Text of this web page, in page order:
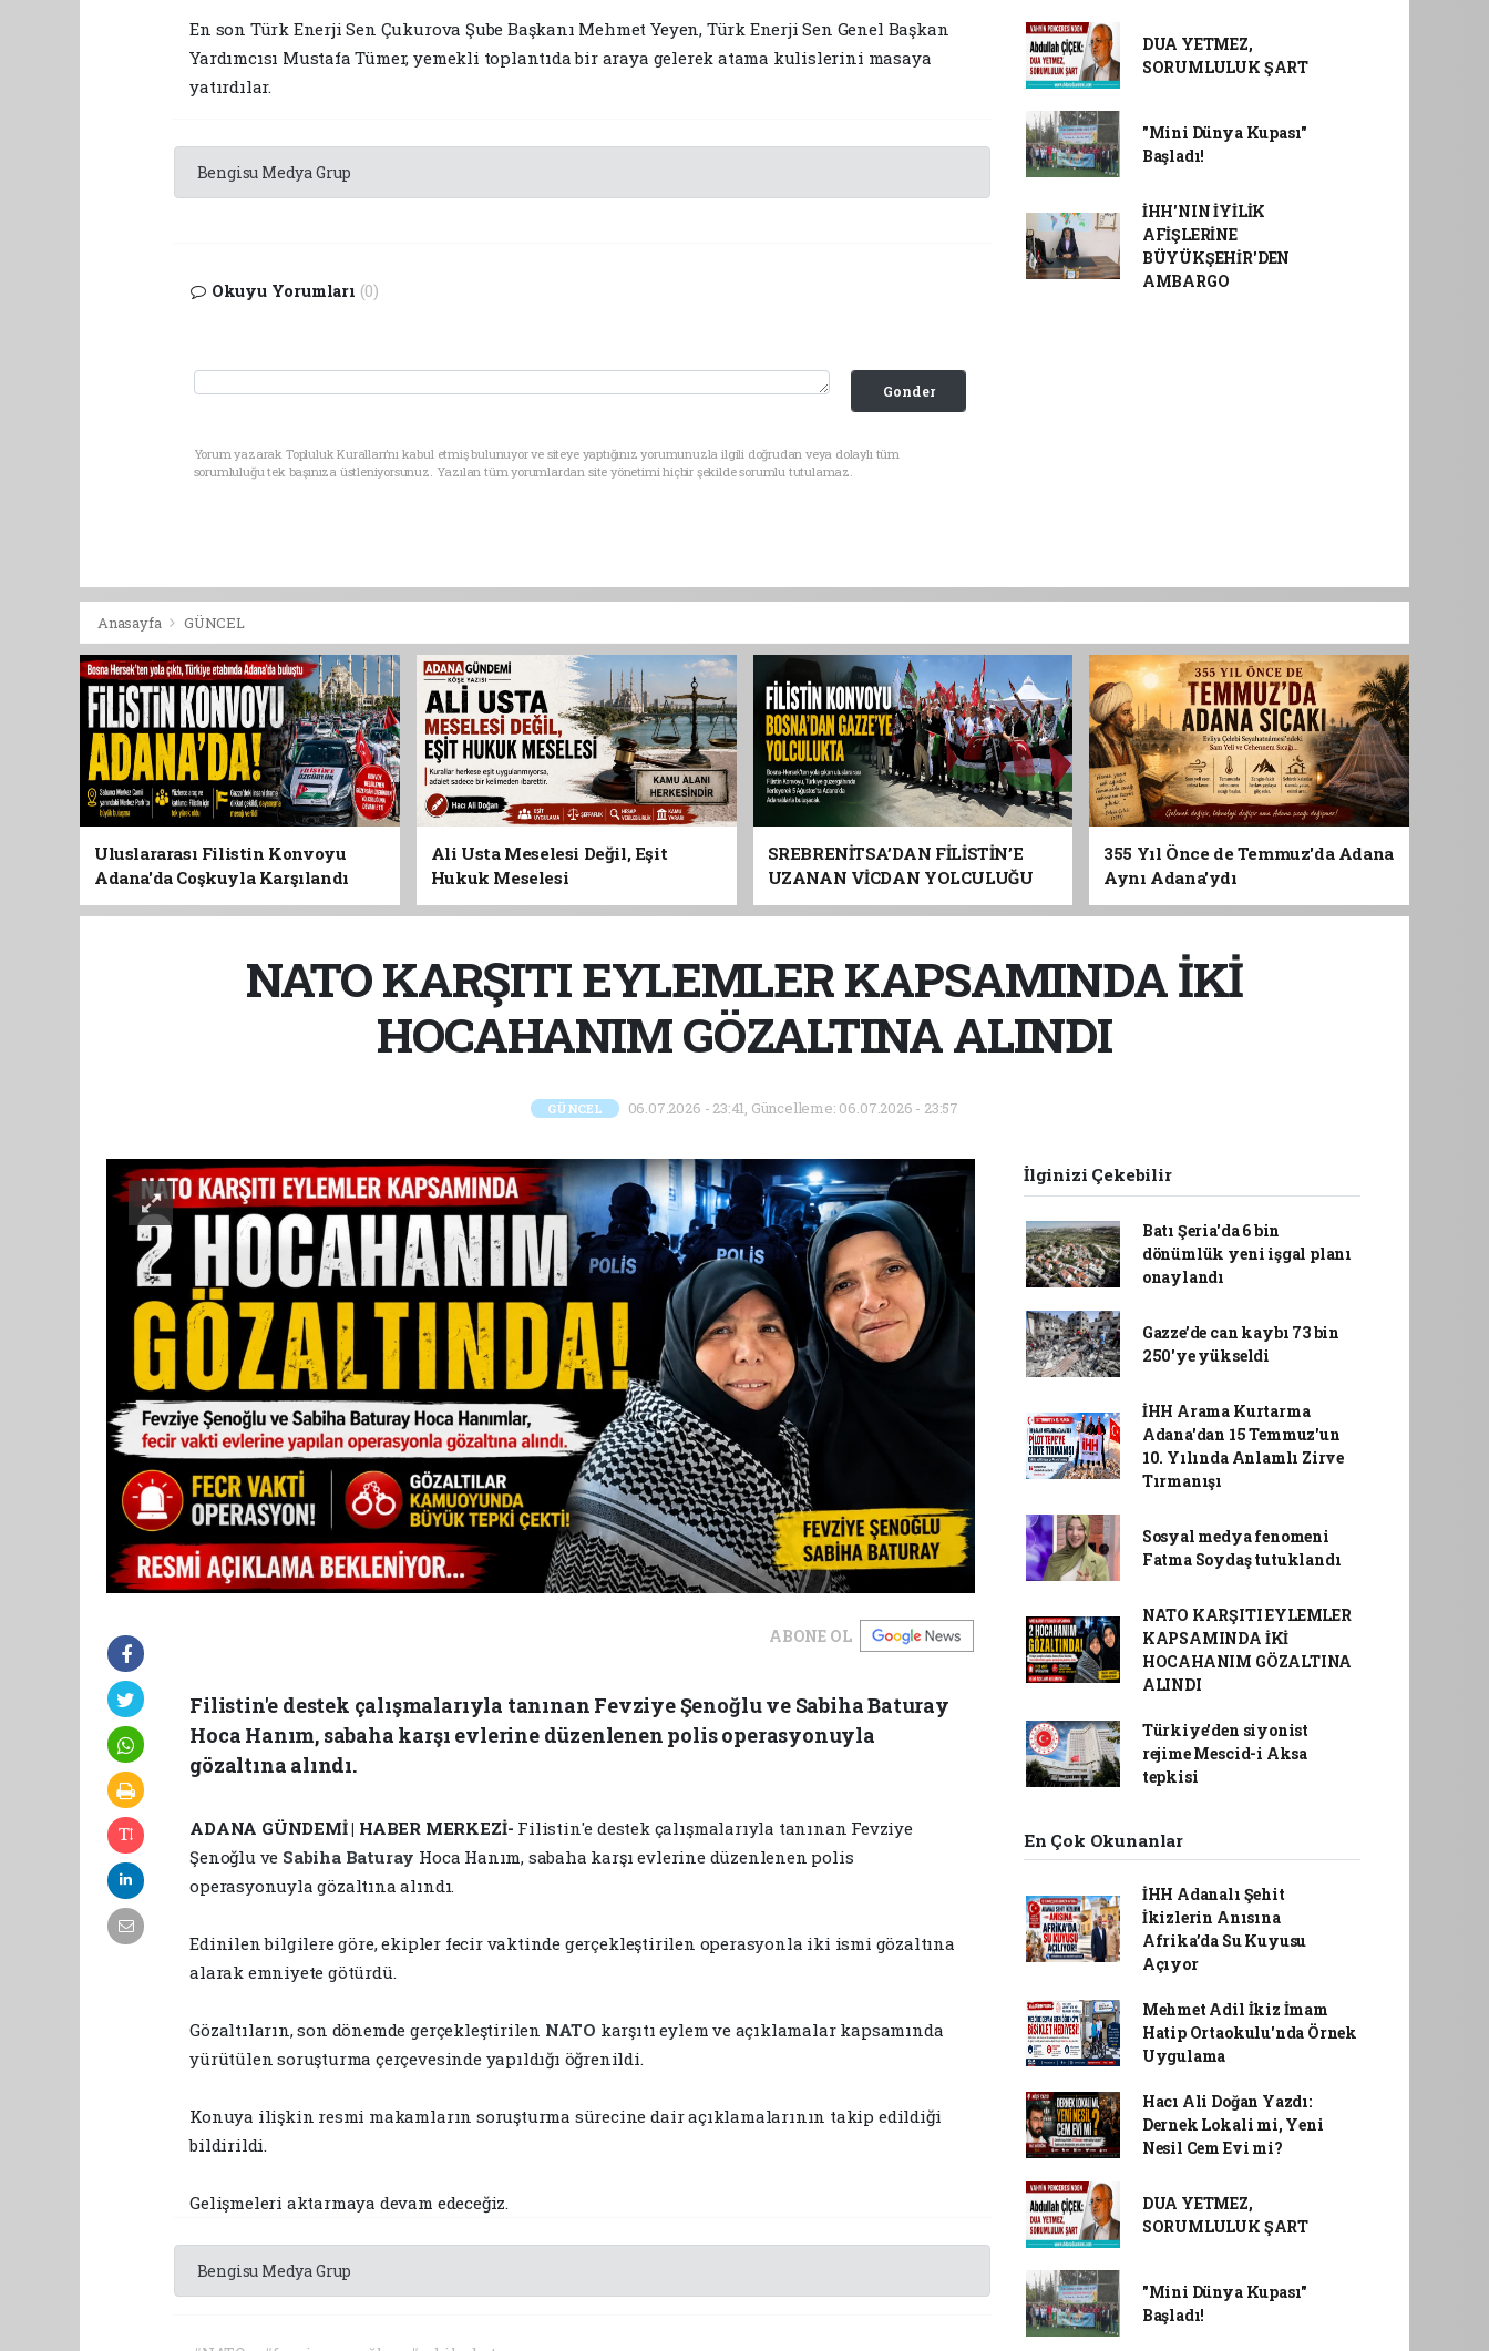
En son Türk Enerji Sen Çukurova Şube Başkanı Mehmet Yeyen, Türk Enerji Sen Genel Başkan
Yardımcısı Mustafa Tümer, yemekli toplantıda bir araya gelerek atama kulislerini masaya
yatırdılar.
Bengisu Medya Grup
Okuyu Yorumları (0)
Gonder
Yorum yazarak Topluluk Kuralları’nı kabul etmiş bulunuyor ve siteye yaptığınız yorumunuzla ilgili doğrudan veya dolaylı tüm
sorumluluğu tek başınıza üstleniyorsunuz. Yazılan tüm yorumlardan site yönetimi hiçbir şekilde sorumlu tutulamaz.
DUA YETMEZ,
SORUMLULUK ŞART
"Mini Dünya Kupası"
Başladı!
İHH'NIN İYİLİK
AFİŞLERİNE
BÜYÜKŞEHİR'DEN
AMBARGO
Anasayfa GÜNCEL
Uluslararası Filistin Konvoyu
Adana'da Coşkuyla Karşılandı
Ali Usta Meselesi Değil, Eşit
Hukuk Meselesi
SREBRENİTSA’DAN FİLİSTİN’E
UZANAN VİCDAN YOLCULUĞU
ADANA’YA GELİYOR
355 Yıl Önce de Temmuz'da Adana
Aynı Adana'ydı
NATO KARŞITI EYLEMLER KAPSAMINDA İKİ
HOCAHANIM GÖZALTINA ALINDI
GÜNCEL 06.07.2026 - 23:41, Güncelleme: 06.07.2026 - 23:57
ABONE OL
Filistin'e destek çalışmalarıyla tanınan Fevziye Şenoğlu ve Sabiha Baturay
Hoca Hanım, sabaha karşı evlerine düzenlenen polis operasyonuyla
gözaltına alındı.
ADANA GÜNDEMİ | HABER MERKEZİ- Filistin'e destek çalışmalarıyla tanınan Fevziye
Şenoğlu ve Sabiha Baturay Hoca Hanım, sabaha karşı evlerine düzenlenen polis
operasyonuyla gözaltına alındı.
Edinilen bilgilere göre, ekipler fecir vaktinde gerçekleştirilen operasyonla iki ismi gözaltına
alarak emniyete götürdü.
Gözaltıların, son dönemde gerçekleştirilen NATO karşıtı eylem ve açıklamalar kapsamında
yürütülen soruşturma çerçevesinde yapıldığı öğrenildi.
Konuya ilişkin resmi makamların soruşturma sürecine dair açıklamalarının takip edildiği
bildirildi.
Gelişmeleri aktarmaya devam edeceğiz.
Bengisu Medya Grup
İlginizi Çekebilir
Batı Şeria'da 6 bin
dönümlük yeni işgal planı
onaylandı
Gazze’de can kaybı 73 bin
250'ye yükseldi
İHH Arama Kurtarma
Adana'dan 15 Temmuz'un
10. Yılında Anlamlı Zirve
Tırmanışı
Sosyal medya fenomeni
Fatma Soydaş tutuklandı
NATO KARŞITI EYLEMLER
KAPSAMINDA İKİ
HOCAHANIM GÖZALTINA
ALINDI
Türkiye'den siyonist
rejime Mescid-i Aksa
tepkisi
En Çok Okunanlar
İHH Adanalı Şehit
İkizlerin Anısına
Afrika’da Su Kuyusu
Açıyor
Mehmet Adil İkiz İmam
Hatip Ortaokulu'nda Örnek
Uygulama
Hacı Ali Doğan Yazdı:
Dernek Lokali mi, Yeni
Nesil Cem Evi mi?
DUA YETMEZ,
SORUMLULUK ŞART
"Mini Dünya Kupası"
Başladı!